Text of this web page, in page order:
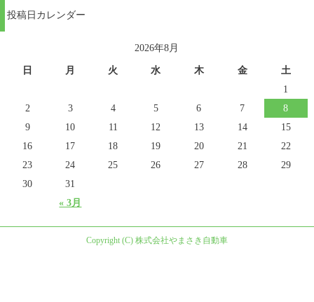
投稿日カレンダー
2026年8月
日 月 火 水 木 金 土
« 3月
1
2
3 4 5 6 7
8
9
10 11 12 13 14
15
16
17 18 19 20 21
22
23
24 25 26 27 28
29
30
31
Copyright (C) 株式会社やまさき自動車